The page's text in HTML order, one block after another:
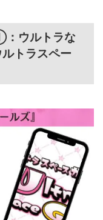
ウルトラな
トラスペー